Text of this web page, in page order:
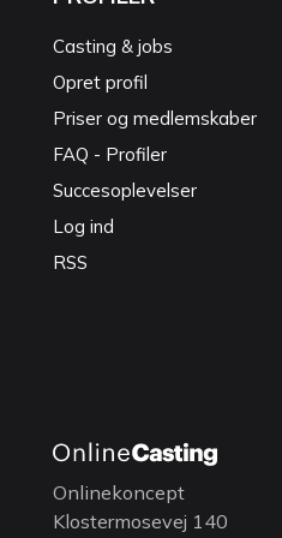
Casting & jobs
Opret profil
Priser og medlemskaber
FAQ - Profiler
Succesoplevelser
Log ind
RSS
Onlinekoncept
Klostermosevej 140